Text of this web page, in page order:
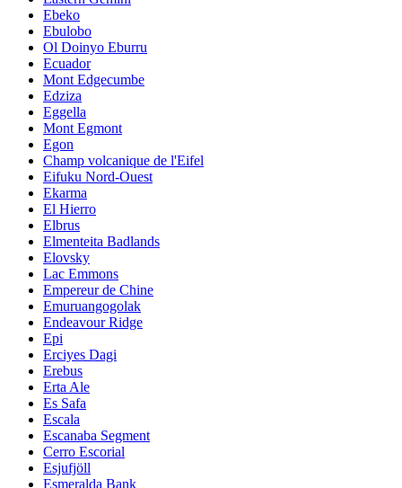
Ebeko
Ebulobo
Ol Doinyo Eburru
Ecuador
Mont Edgecumbe
Edziza
Eggella
Mont Egmont
Egon
Champ volcanique de l'Eifel
Eifuku Nord-Ouest
Ekarma
El Hierro
Elbrus
Elmenteita Badlands
Elovsky
Lac Emmons
Empereur de Chine
Emuruangogolak
Endeavour Ridge
Epi
Erciyes Dagi
Erebus
Erta Ale
Es Safa
Escala
Escanaba Segment
Cerro Escorial
Esjufjöll
Esmeralda Bank